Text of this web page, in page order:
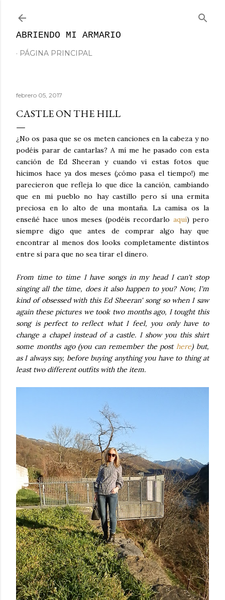
ABRIENDO MI ARMARIO
PÁGINA PRINCIPAL
febrero 05, 2017
CASTLE ON THE HILL
¿No os pasa que se os meten canciones en la cabeza y no
podéis parar de cantarlas? A mí me he pasado con esta
canción de Ed Sheeran y cuando vi estas fotos que
hicimos hace ya dos meses (¡cómo pasa el tiempo!) me
parecieron que refleja lo que dice la canción, cambiando
que en mi pueblo no hay castillo pero sí una ermita
preciosa en lo alto de una montaña. La camisa os la
enseñé hace unos meses (podéis recordarlo aquí) pero
siempre digo que antes de comprar algo hay que
encontrar al menos dos looks completamente distintos
entre sí para que no sea tirar el dinero.
From time to time I have songs in my head I can't stop
singing all the time, does it also happen to you? Now, I'm
kind of obsessed with this Ed Sheeran' song so when I saw
again these pictures we took two months ago, I tought this
song is perfect to reflect what I feel, you only have to
change a chapel instead of a castle. I show you this shirt
some months ago (you can remember the posthere) but,
as I always say, before buying anything you have to thing at
least two different outfits with the item.